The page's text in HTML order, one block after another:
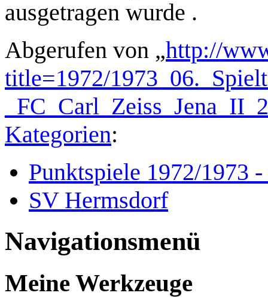
ausgetragen wurde .
Abgerufen von „http://
title=1972/
Kategorien:
Punktspiele 1972/1973
SV Hermsdorf
Navigationsmenü
Meine Werkzeuge